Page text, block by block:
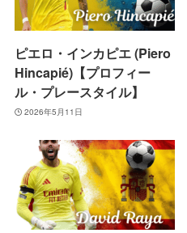
ピエロ・インカピエ (Piero
Hincapié)【プロフィー
ル・プレースタイル】
2026年5月11日